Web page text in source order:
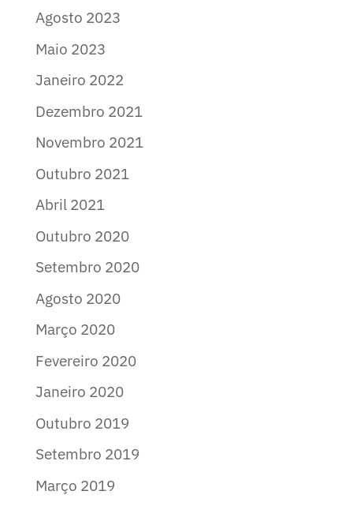
Agosto 2023
Maio 2023
Janeiro 2022
Dezembro 2021
Novembro 2021
Outubro 2021
Abril 2021
Outubro 2020
Setembro 2020
Agosto 2020
Março 2020
Fevereiro 2020
Janeiro 2020
Outubro 2019
Setembro 2019
Março 2019